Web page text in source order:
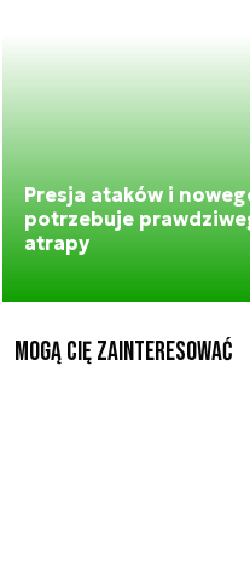
Presja ataków i
potrzebuje
atrapy
Mogą Cię zainteresować